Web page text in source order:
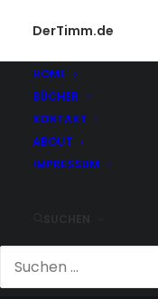
DerTimm.de
HOME
BÜCHER
KONTAKT
ABOUT
IMPRESSUM